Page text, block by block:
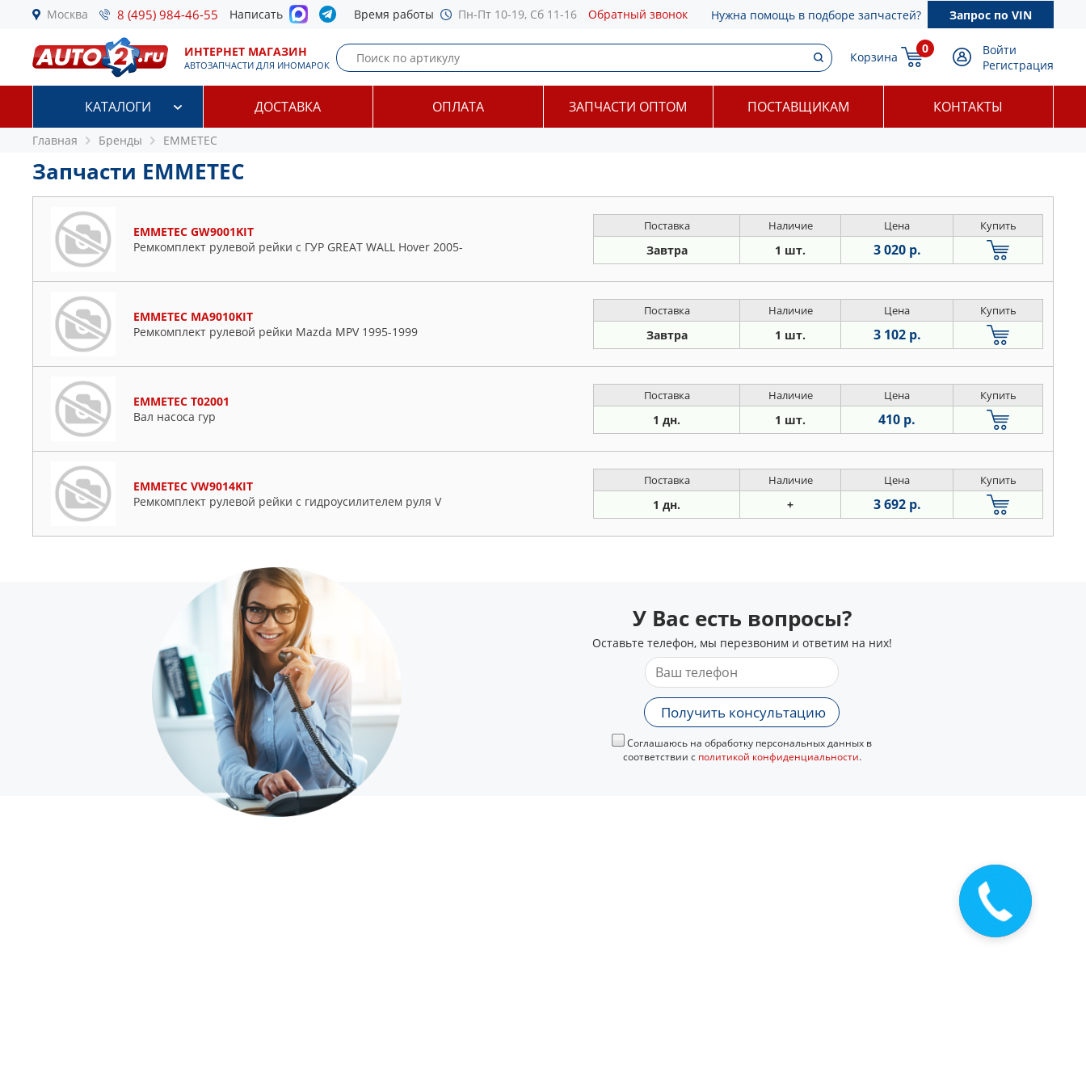
Москва 8 (495) 984-46-55 Написать Время работы Пн-Пт 10-19, Сб 11-16 Обратный звонок Нужна помощь в подборе запчастей? Запрос по VIN
ИНТЕРНЕТ МАГАЗИН
АВТОЗАПЧАСТИ ДЛЯ ИНОМАРОК
Корзина
0
Войти
Регистрация
КАТАЛОГИ ДОСТАВКА ОПЛАТА ЗАПЧАСТИ ОПТОМ ПОСТАВЩИКАМ КОНТАКТЫ
Главная Бренды EMMETEC
Запчасти EMMETEC
EMMETEC GW9001KIT
Ремкомплект рулевой рейки с ГУР GREAT WALL Hover 2005-
Поставка Наличие Цена Купить
Завтра 1 шт. 3 020 р.
EMMETEC MA9010KIT
Ремкомплект рулевой рейки Mazda MPV 1995-1999
Поставка Наличие Цена Купить
Завтра 1 шт. 3 102 р.
EMMETEC T02001
Вал насоса гур
Поставка Наличие Цена Купить
1 дн. 1 шт. 410 р.
EMMETEC VW9014KIT
Ремкомплект рулевой рейки с гидроусилителем руля V
Поставка Наличие Цена Купить
1 дн. + 3 692 р.
У Вас есть вопросы?
Оставьте телефон, мы перезвоним и ответим на них!
Получить консультацию
Соглашаюсь на обработку персональных данных в
соответствии с политикой конфиденциальности.
Закажите
звонок